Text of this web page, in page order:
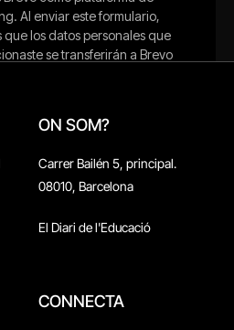
ON SOM?
Carrer Bailén 5, principal.
08010, Barcelona
El Diari de l'Educació
CONNECTA